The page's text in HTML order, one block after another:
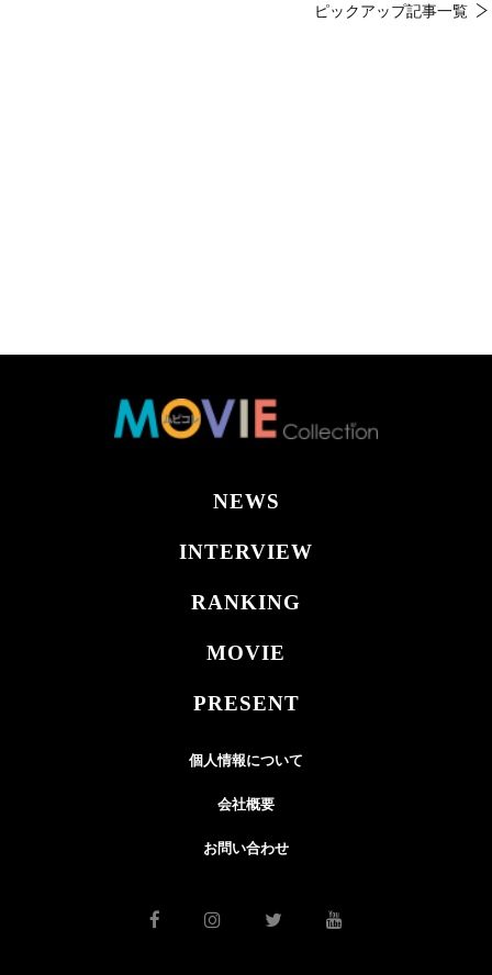
ピックアップ記事一覧
NEWS
INTERVIEW
RANKING
MOVIE
PRESENT
個人情報について
会社概要
お問い合わせ